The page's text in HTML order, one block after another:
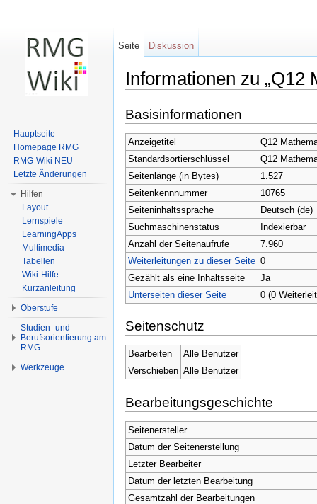
Informationen zu „Q12
Basisinformationen
Anzeigetitel
Q12
Standardsortierschlüssel
Q12
Seitenlänge (in Bytes)
1.527
Seitenkennnummer
10765
Seiteninhaltssprache
Deutsch (de)
Suchmaschinenstatus
Indexierbar
Anzahl der Seitenaufrufe
7.960
Weiterleitungen zu dieser Seite 0
Gezählt als eine Inhaltsseite
Ja
Unterseiten dieser Seite
0 (0
Seitenschutz
Bearbeiten
Alle Benutzer
Verschieben Alle Benutzer
Bearbeitungsgeschichte
Seitenersteller
Datum der Seitenerstellung
Letzter Bearbeiter
Datum der letzten Bearbeitung
Gesamtzahl der Bearbeitungen
Seite Diskussion
Hauptseite
Homepage RMG
RMG-Wiki NEU
Letzte Änderungen
Hilfen
Layout
Lernspiele
LearningApps
Multimedia
Tabellen
Wiki-Hilfe
Kurzanleitung
Oberstufe
Studien- und
Berufsorientierung am
RMG
Werkzeuge